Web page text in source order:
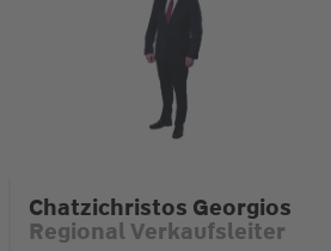
Chatzichristos Georgios
Regional Verkaufsleiter